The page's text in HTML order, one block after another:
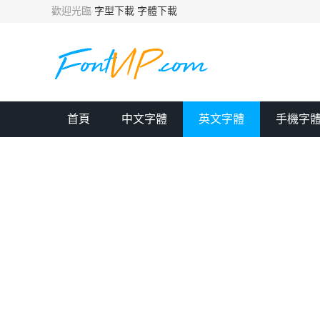
歡迎光臨 字型下載 字體下載
首頁 中文字體 英文字體 手機字